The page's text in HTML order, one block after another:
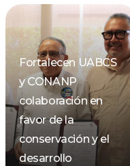
Fortalecen UABCS
y CONANP
colaboración en
favor de la
conservación y el
desarrollo